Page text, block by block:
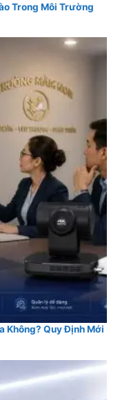
Trong Môi Trường
Không? Quy Định Mới